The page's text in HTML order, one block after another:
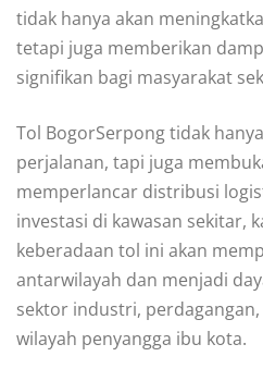
tidak hanya akan
tetapi juga memberikan
signifikan bagi masyarakat
Tol BogorSerpong tidak
perjalanan, tapi juga
memperlancar distribusi
investasi di kawasan sekitar,
keberadaan tol ini akan
antarwilayah dan menjadi
sektor industri,
wilayah penyangga ibu kota.